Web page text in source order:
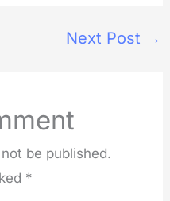
Next Post →
be published.
*